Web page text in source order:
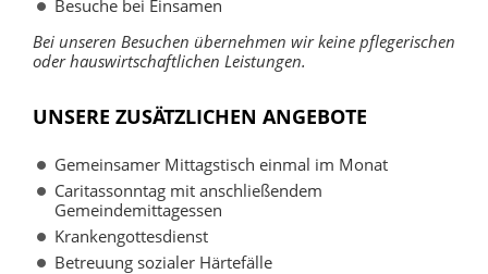
Besuche bei Einsamen
Bei unseren Besuchen übernehmen wir keine pflegerischen
oder hauswirtschaftlichen Leistungen.
UNSERE ZUSÄTZLICHEN ANGEBOTE
Gemeinsamer Mittagstisch einmal im Monat
Caritassonntag mit anschließendem
Gemeindemittagessen
Krankengottesdienst
Betreuung sozialer Härtefälle